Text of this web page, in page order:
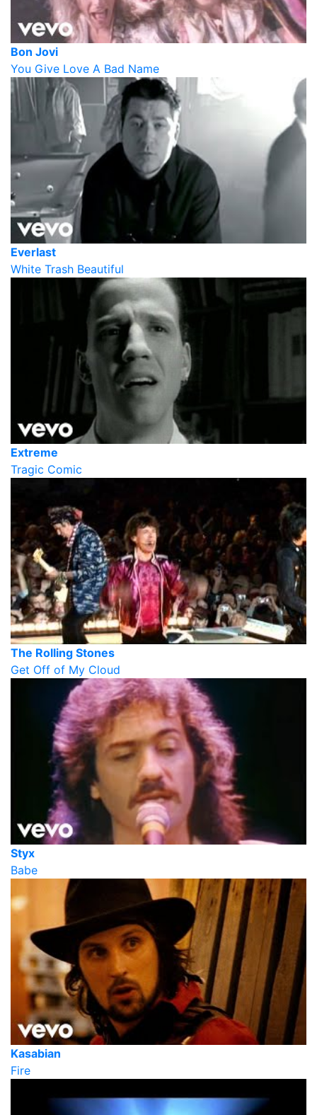
Bon Jovi
You Give Love A Bad Name
Everlast
White Trash Beautiful
Extreme
Tragic Comic
The Rolling Stones
Get Off of My Cloud
Styx
Babe
Kasabian
Fire